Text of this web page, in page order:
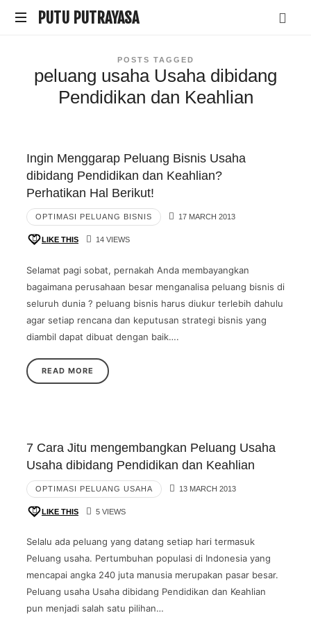
PUTU
PUTU PUTRAYASA
&
People
POSTS TAGGED
peluang usaha Usaha dibidang
Pendidikan dan Keahlian
Ingin Menggarap Peluang Bisnis Usaha
dibidang Pendidikan dan Keahlian?
Perhatikan Hal Berikut!
OPTIMASI PELUANG BISNIS 17 MARCH 2013
LIKE THIS 14 VIEWS
Selamat pagi sobat, pernakah Anda membayangkan
bagaimana perusahaan besar menganalisa peluang bisnis di
seluruh dunia ? peluang bisnis harus diukur terlebih dahulu
agar setiap rencana dan keputusan strategi bisnis yang
diambil dapat dibuat dengan baik….
READ MORE
7 Cara Jitu mengembangkan Peluang Usaha
Usaha dibidang Pendidikan dan Keahlian
OPTIMASI PELUANG USAHA 13 MARCH 2013
LIKE THIS 5 VIEWS
Selalu ada peluang yang datang setiap hari termasuk
Peluang usaha. Pertumbuhan populasi di Indonesia yang
mencapai angka 240 juta manusia merupakan pasar besar.
Peluang usaha Usaha dibidang Pendidikan dan Keahlian
pun menjadi salah satu pilihan…